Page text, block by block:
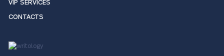
VIP SERVICES
CONTACTS